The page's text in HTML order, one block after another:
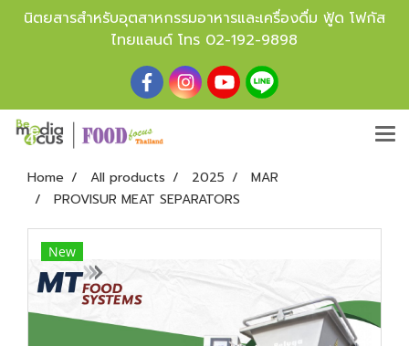
นิตยสารสำหรับอุตสาหกรรมอาหารและเครื่องดื่ม ฟู้ด โฟกัส
ไทยแลนด์ โทร 02-192-9898
Home All products 2025
MAR
PROVISUR MEAT SEPARATORS
New